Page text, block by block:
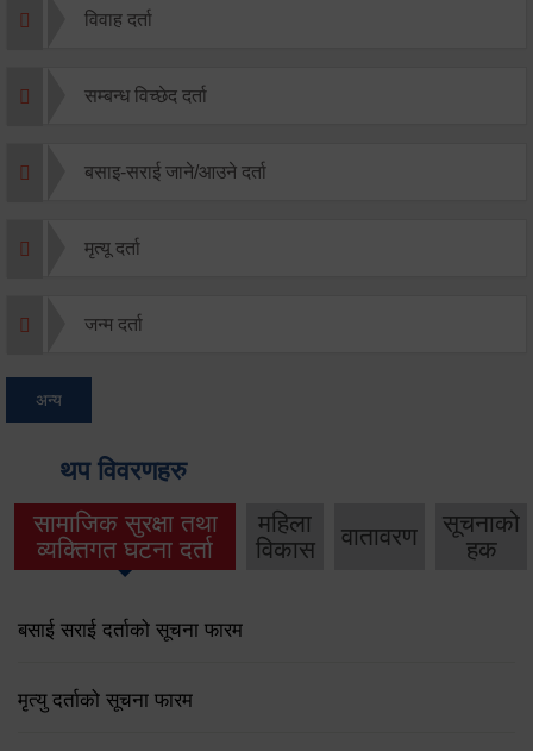
विवाह दर्ता
सम्बन्ध विच्छेद दर्ता
बसाइ-सराई जाने/आउने दर्ता
मृत्यू दर्ता
जन्म दर्ता
अन्य
थप विवरणहरु
सामाजिक सुरक्षा तथा
व्यक्तिगत घटना दर्ता
महिला
विकास
वातावरण
सूचनाको
हक
बसाई सराई दर्ताको सूचना फारम
मृत्यु दर्ताको सूचना फारम